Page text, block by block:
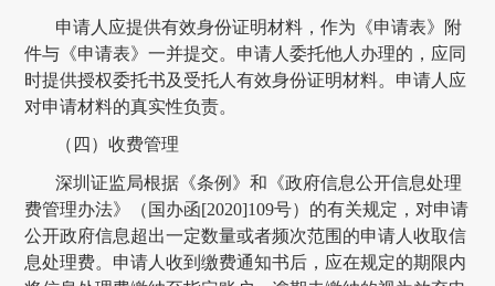
申请人应提供有效身份证明材料，作为《申请表》附
件与《申请表》一并提交。申请人委托他人办理的，应同
时提供授权委托书及受托人有效身份证明材料。申请人应
对申请材料的真实性负责。
（四）收费管理
深圳证监局根据《条例》和《政府信息公开信息处理
费管理办法》（国办函[2020]109号）的有关规定，对申请
公开政府信息超出一定数量或者频次范围的申请人收取信
息处理费。申请人收到缴费通知书后，应在规定的期限内